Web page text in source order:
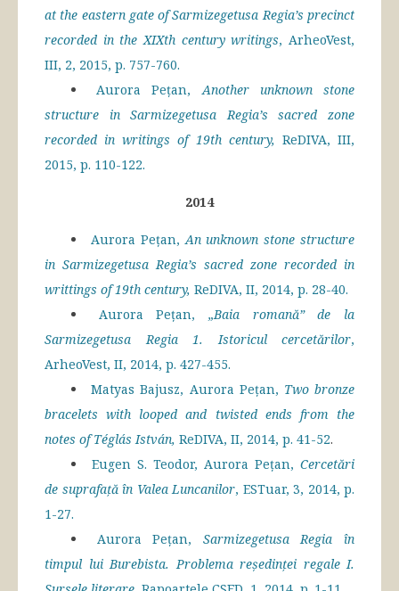
at the eastern gate of Sarmizegetusa Regia’s precinct
recorded in the XIXth century writings, ArheoVest,
III, 2, 2015, p. 757-760.
Aurora Pețan,Another unknown stone
structure in Sarmizegetusa Regia’s sacred zone
recorded in writings of 19th century, ReDIVA, III,
2015, p. 110-122.
2014
Aurora Pețan,An unknown stone structure
in Sarmizegetusa Regia’s sacred zone recorded in
writtings of 19th century, ReDIVA, II, 2014, p. 28-40.
Aurora Pețan, „Baia romană” de la
Sarmizegetusa Regia 1. Istoricul cercetărilor,
ArheoVest, II, 2014, p. 427-455.
Matyas Bajusz, Aurora Peţan, Two bronze
bracelets with looped and twisted ends from the
notes of Téglás István, ReDIVA, II, 2014, p. 41-52.
Eugen S. Teodor, Aurora Pețan, Cercetări
de suprafață în Valea Luncanilor, ESTuar, 3, 2014, p.
1-27.
Aurora Pețan, Sarmizegetusa Regia în
timpul lui Burebista. Problema reședinței regale I.